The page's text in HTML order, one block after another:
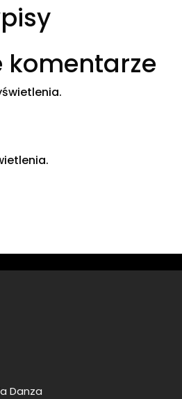
komentarze
Danza